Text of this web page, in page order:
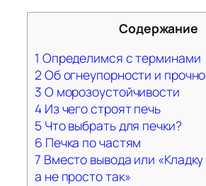
Содержание
1 Определимся с терминами
2 Об огнеупорности и
3 О морозоустойчивости
4Из чего строят печь
5Что выбрать для печки?
6 Печка по частям
7 Вместо вывода или
а не просто так»